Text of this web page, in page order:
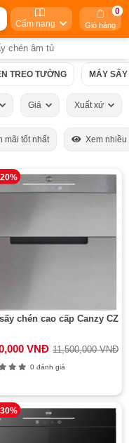
Cẩm nang Giỏ hàng
0
chén âm tủ
TREO TƯỜNG MÁY
Giá Xuất xứ
mãi tốt nhất Xem nhiều
chén cao cấp Canzy CZ
VNĐ 11,500,000 VNĐ
0 đánh giá